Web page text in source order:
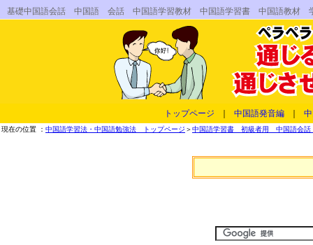
基礎中国語会話 中国語 会話 中国語学習教材 中国語学習書 中国語教材
トップページ 中国語発音編
現在の位置 ： 中国語学習法・中国語勉強法 トップページ ＞中国語学習書 初級者用 中国語会話